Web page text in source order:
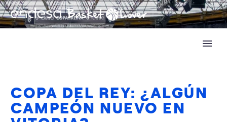
COPA DEL REY: ¿ALGÚN
CAMPEÓN NUEVO EN